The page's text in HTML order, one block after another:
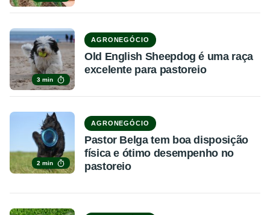
3 min
AGRONEGÓCIO
Old English Sheepdog é uma raça
excelente para pastoreio
2 min
AGRONEGÓCIO
Pastor Belga tem boa disposição
física e ótimo desempenho no
pastoreio